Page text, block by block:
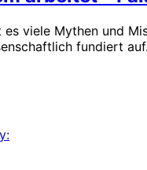
viele Mythen und
fundiert auf.